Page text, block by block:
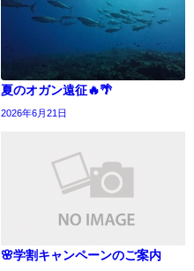
夏のオガン遠征🔥🌴
2026年6月21日
🌸学割キャンペーンのご案内